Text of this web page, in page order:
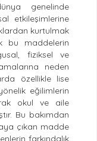
genelinde
etkileşimlerine
kurtulmak
bu maddelerin
fiziksel ve
neden
özellikle lise
eğilimlerin
okul ve aile
Bu bakımdan
çıkan madde
farkındalık